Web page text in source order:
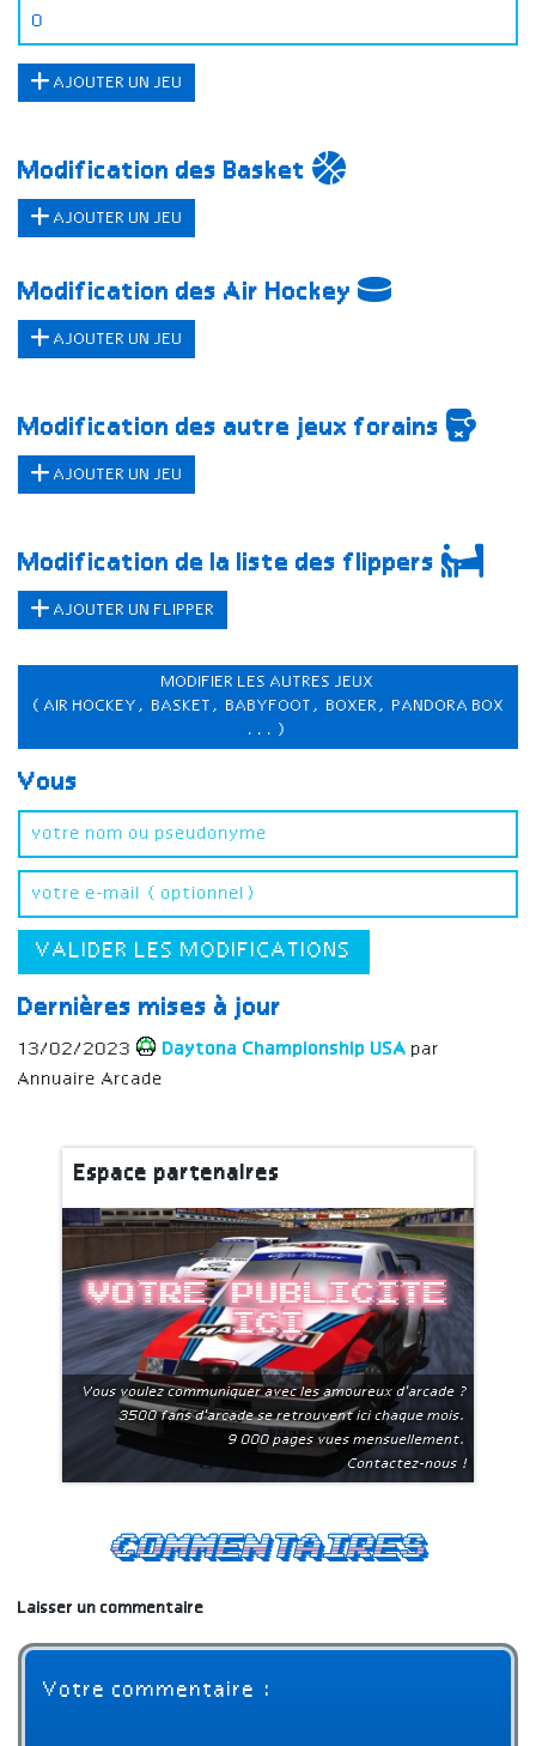
AJOUTER UN JEU
Modification des Basket
AJOUTER UN JEU
Modification des Air Hockey
AJOUTER UN JEU
Modification des autre jeux forains
AJOUTER UN JEU
Modification de la liste des flippers
AJOUTER UN FLIPPER
MODIFIER LES AUTRES JEUX
(AIR HOCKEY, BASKET, BABYFOOT, BOXER, PANDORA BOX
...)
Vous
VALIDER LES MODIFICATIONS
Dernières mises à jour
13/02/2023 Daytona Championship USA par
Annuaire Arcade
Espace partenaires
Votre publicite
ici
Vous voulez communiquer avec les amoureux d'arcade ?
3500 fans d'arcade se retrouvent ici chaque mois.
9 000 pages vues mensuellement.
Contactez-nous !
Commentaires
Laisser un commentaire